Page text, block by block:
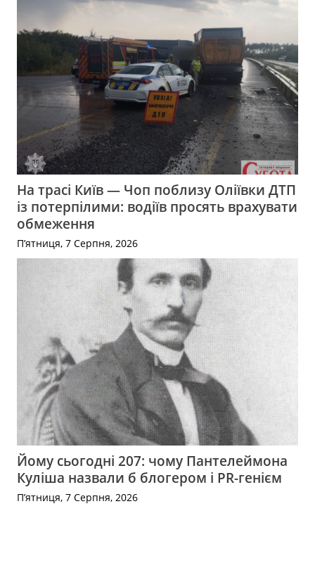
На трасі Київ — Чоп поблизу Оліївки ДТП
із потерпілими: водіїв просять врахувати
обмеження
П’ятниця, 7 Серпня, 2026
Йому сьогодні 207: чому Пантелеймона
Куліша назвали б блогером і PR-генієм
П’ятниця, 7 Серпня, 2026